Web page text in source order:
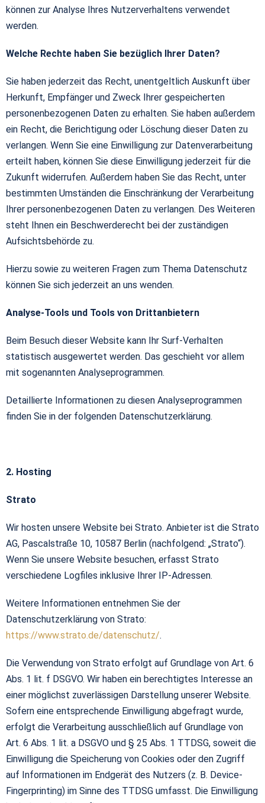
können zur Analyse Ihres Nutzerverhaltens verwendet
werden.
Welche Rechte haben Sie bezüglich Ihrer Daten?
Sie haben jederzeit das Recht, unentgeltlich Auskunft über
Herkunft, Empfänger und Zweck Ihrer gespeicherten
personenbezogenen Daten zu erhalten. Sie haben außerdem
ein Recht, die Berichtigung oder Löschung dieser Daten zu
verlangen. Wenn Sie eine Einwilligung zur Datenverarbeitung
erteilt haben, können Sie diese Einwilligung jederzeit für die
Zukunft widerrufen. Außerdem haben Sie das Recht, unter
bestimmten Umständen die Einschränkung der Verarbeitung
Ihrer personenbezogenen Daten zu verlangen. Des Weiteren
steht Ihnen ein Beschwerderecht bei der zuständigen
Aufsichtsbehörde zu.
Hierzu sowie zu weiteren Fragen zum Thema Datenschutz
können Sie sich jederzeit an uns wenden.
Analyse-Tools und Tools von Drittanbietern
Beim Besuch dieser Website kann Ihr Surf-Verhalten
statistisch ausgewertet werden. Das geschieht vor allem
mit sogenannten Analyseprogrammen.
Detaillierte Informationen zu diesen Analyseprogrammen
finden Sie in der folgenden Datenschutzerklärung.
2. Hosting
Strato
Wir hosten unsere Website bei Strato. Anbieter ist die Strato
AG, Pascalstraße 10, 10587 Berlin (nachfolgend: „Strato“).
Wenn Sie unsere Website besuchen, erfasst Strato
verschiedene Logfiles inklusive Ihrer IP-Adressen.
Weitere Informationen entnehmen Sie der
Datenschutzerklärung von Strato:
https://www.strato.de/datenschutz/.
Die Verwendung von Strato erfolgt auf Grundlage von Art. 6
Abs. 1 lit. f DSGVO. Wir haben ein berechtigtes Interesse an
einer möglichst zuverlässigen Darstellung unserer Website.
Sofern eine entsprechende Einwilligung abgefragt wurde,
erfolgt die Verarbeitung ausschließlich auf Grundlage von
Art. 6 Abs. 1 lit. a DSGVO und § 25 Abs. 1 TTDSG, soweit die
Einwilligung die Speicherung von Cookies oder den Zugriff
auf Informationen im Endgerät des Nutzers (z. B. Device-
Fingerprinting) im Sinne des TTDSG umfasst. Die Einwilligung